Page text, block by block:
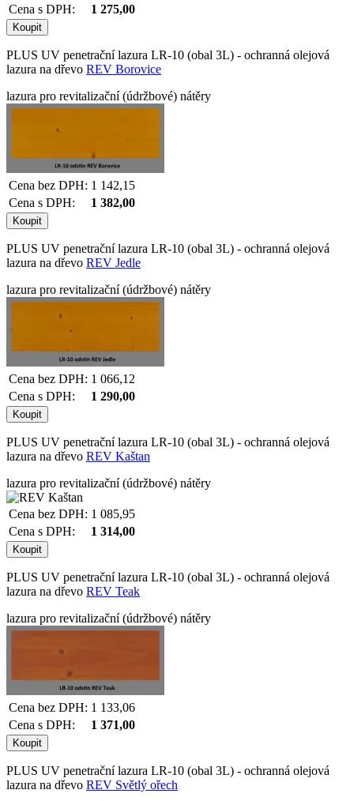
Cena s DPH:
1 275,00
PLUS UV penetrační lazura LR-10 (obal 3L) - ochranná olejová
lazura na dřevo REV Borovice
lazura pro revitalizační (údržbové) nátěry
Cena bez DPH: 1 142,15
Cena s DPH:
1 382,00
PLUS UV penetrační lazura LR-10 (obal 3L) - ochranná olejová
lazura na dřevo REV Jedle
lazura pro revitalizační (údržbové) nátěry
Cena bez DPH: 1 066,12
Cena s DPH:
1 290,00
PLUS UV penetrační lazura LR-10 (obal 3L) - ochranná olejová
lazura na dřevo REV Kaštan
lazura pro revitalizační (údržbové) nátěry
Cena bez DPH: 1 085,95
Cena s DPH:
1 314,00
PLUS UV penetrační lazura LR-10 (obal 3L) - ochranná olejová
lazura na dřevo REV Teak
lazura pro revitalizační (údržbové) nátěry
Cena bez DPH: 1 133,06
Cena s DPH:
1 371,00
PLUS UV penetrační lazura LR-10 (obal 3L) - ochranná olejová
lazura na dřevo REV Světlý ořech